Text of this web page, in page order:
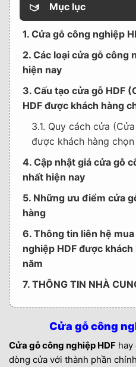
Mục lục
1. Cửa gỗ công nghiệp
2. Các loại cửa gỗ công
hiện nay
3. Cấu tạo cửa gỗ HDF
HDF được khách hàng
3.1. Quy cách cửa
được khách hàng
4. Cập nhật giá cửa gỗ
nhất hiện nay
5. Những ưu điểm cửa
hàng
6. Thông tin liên hệ
nghiệp HDF được
năm
7. THÔNG TIN NHÀ
Cửa gỗ công
Cửa gỗ công nghiệp HDF hay
dòng cửa với thành phần